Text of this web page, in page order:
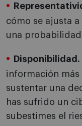
cómo se ajusta
una
Disponibilidad.
información
sustentar una
has sufrido un
subestimes el